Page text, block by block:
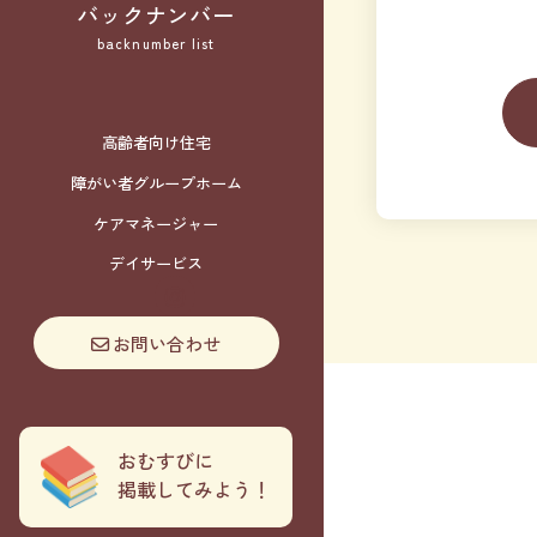
バックナンバー
backnumber list
高齢者向け住宅
障がい者グループホーム
ケアマネージャー
デイサービス
お問い合わせ
おむすびに
掲載してみよう！